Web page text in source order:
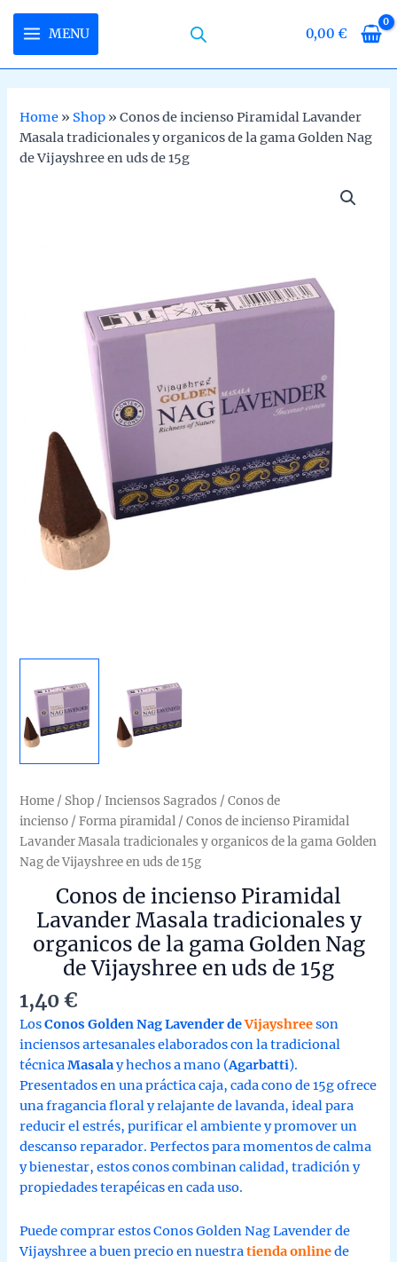
content
MENU 0,00€
Home » Shop »Conos de incienso Piramidal Lavander
Masala tradicionales y organicos de la gama Golden Nag
de Vijayshree en uds de 15g
Home / Shop /Inciensos Sagrados /Conos de
incienso /Forma piramidal / Conos de incienso Piramidal
Lavander Masala tradicionales y organicos de la gama Golden
Nag de Vijayshree en uds de 15g
Conos de incienso Piramidal
Lavander Masala tradicionales y
organicos de la gama Golden Nag
de Vijayshree en uds de 15g
1,40€
LosConos Golden Nag Lavender deVijayshreeson
inciensos artesanales elaborados con la tradicional
técnicaMasalay hechos a mano (Agarbatti).
Presentados en una práctica caja, cada cono de 15g ofrece
una fragancia floral y relajante de lavanda, ideal para
reducir el estrés, purificar el ambiente y promover un
descanso reparador. Perfectos para momentos de calma
y bienestar, estos conos combinan calidad, tradición y
propiedades terapéicas en cada uso.
Puede comprar estos Conos Golden Nag Lavender de
Vijayshree a buen precio en nuestratienda onlinede